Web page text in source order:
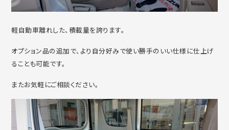
軽自動車離れした、積載量を誇ります。
オプション品の追加で、より自分好みで使い勝手のいい仕様に仕上げ
ることも可能です。
またお気軽にご相談ください。